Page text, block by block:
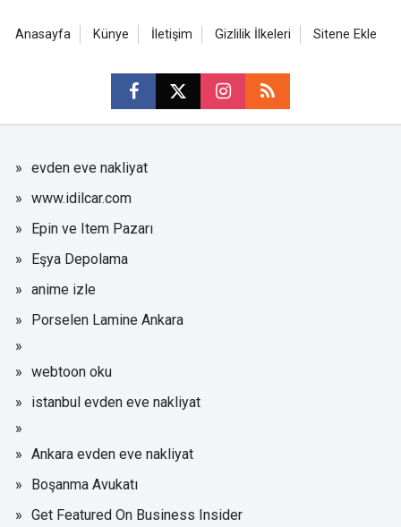
Anasayfa Künye İletişim Gizlilik İlkeleri Sitene Ekle
evden eve nakliyat
www.idilcar.com
Epin ve Item Pazarı
Eşya Depolama
anime izle
Porselen Lamine Ankara
webtoon oku
istanbul evden eve nakliyat
Ankara evden eve nakliyat
Boşanma Avukatı
Get Featured On Business Insider